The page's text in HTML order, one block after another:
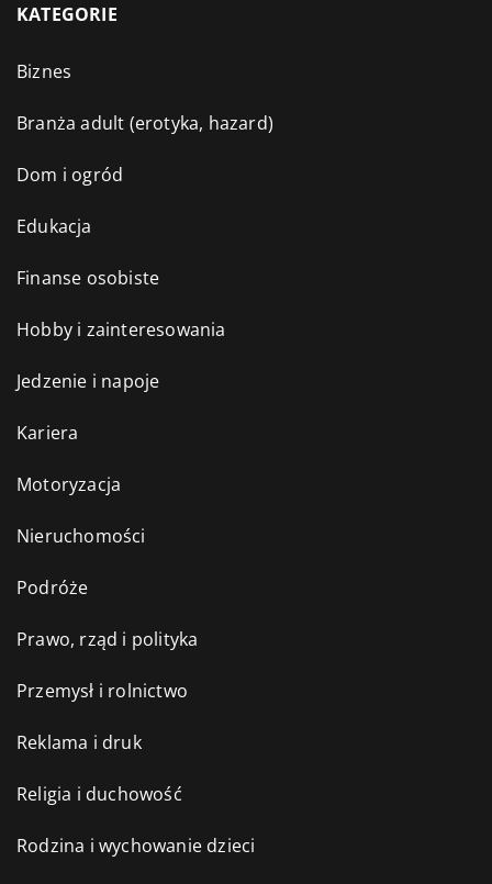
KATEGORIE
Biznes
Branża adult (erotyka, hazard)
Dom i ogród
Edukacja
Finanse osobiste
Hobby i zainteresowania
Jedzenie i napoje
Kariera
Motoryzacja
Nieruchomości
Podróże
Prawo, rząd i polityka
Przemysł i rolnictwo
Reklama i druk
Religia i duchowość
Rodzina i wychowanie dzieci